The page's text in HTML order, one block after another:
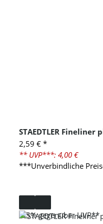
STAEDTLER
2,59 € *
** UVP***: 4,00 €
***Unverbindliche
-35%gegenüber UVP**